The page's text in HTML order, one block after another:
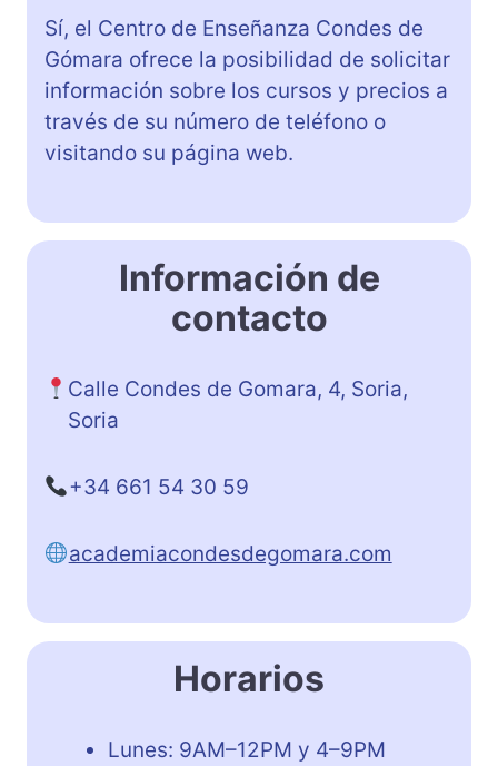
Sí, el Centro de Enseñanza Condes de
Gómara ofrece la posibilidad de solicitar
información sobre los cursos y precios a
través de su número de teléfono o
visitando su página web.
Información de
contacto
Calle Condes de Gomara, 4, Soria,
Soria
+34 661 54 30 59
academiacondesdegomara.com
Horarios
Lunes: 9AM–12PM y 4–9PM